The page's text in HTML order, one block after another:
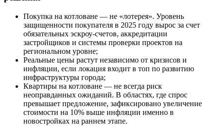
Покупка на котловане — не «лотерея». Уровень
защищенности покупателя в 2025 году вырос за счет
обязательных эскроу-счетов, аккредитации
застройщиков и системы проверки проектов на
региональном уровне;
Реальные цены растут независимо от кризисов и
инфляции, если локация входит в топ по развитию
инфраструктуры города;
Квартиры на котловане — не всегда риск
неоправданных ожиданий. В областях, где спрос
превышает предложение, зафиксировано увеличение
стоимости на 10% выше инфляции именно в
новостройках на раннем этапе.